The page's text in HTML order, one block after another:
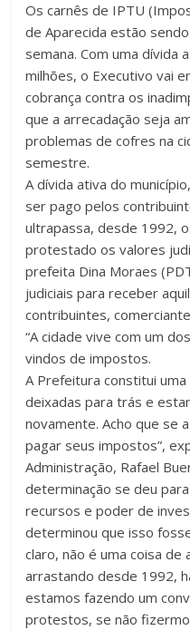
Os carnês de IPTU
de Aparecida estão
semana. Com uma dívida
milhões, o Executivo vai
cobrança contra os
que a arrecadação seja
problemas de cofres na
semestre.
A dívida ativa do
ser pago pelos
ultrapassa, desde 1992,
protestado os valores
prefeita Dina Moraes
judiciais para receber
contribuintes,
“A cidade vive com um
vindos de impostos.
A Prefeitura constitui
deixadas para trás e
novamente. Acho que se
pagar seus impostos”,
Administração, Rafael
determinação se deu
recursos e poder de
determinou que isso
claro, não é uma coisa de
arrastando desde 1992,
estamos fazendo um
protestos, se não